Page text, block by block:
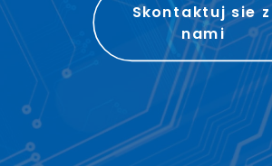
Skontaktuj sie z
nami